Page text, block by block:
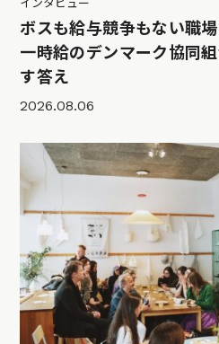
インタビュー
ボスも給与競争もない職
一時給のデンマーク協同
す答え
2026.08.06